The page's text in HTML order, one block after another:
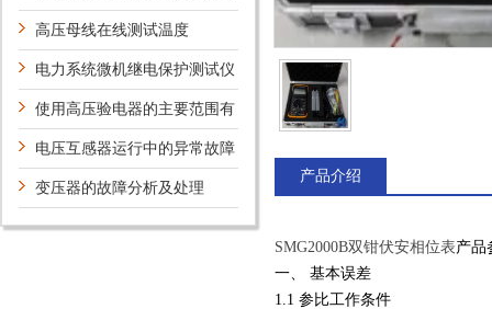
两大部分组成
高压母线在线测试温度
电力系统微机继电保护测试仪
的作用
使用高压验电器的主要范围有
哪些电压互感器运行中的异常故障
和解决方法
变压器的故障分析及处理
产品介绍
SMG2000B双钳伏安相位表产品
一、 基本误差
1.1 参比工作条件